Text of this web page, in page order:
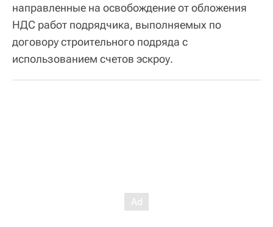
направленные на освобождение от обложения
НДС работ подрядчика, выполняемых по
договору строительного подряда с
использованием счетов эскроу.